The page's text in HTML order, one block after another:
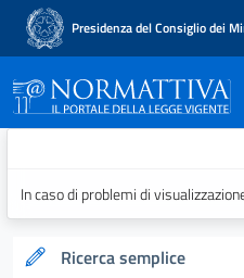
Presidenza del Consiglio dei
Normattiva
In caso di problemi di
Ricerca semplice